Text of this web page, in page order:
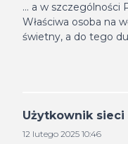
... a w szczególności
Właściwa osoba na
świetny, a do tego
Użytkownik sieci
12 lutego 2025 10:46